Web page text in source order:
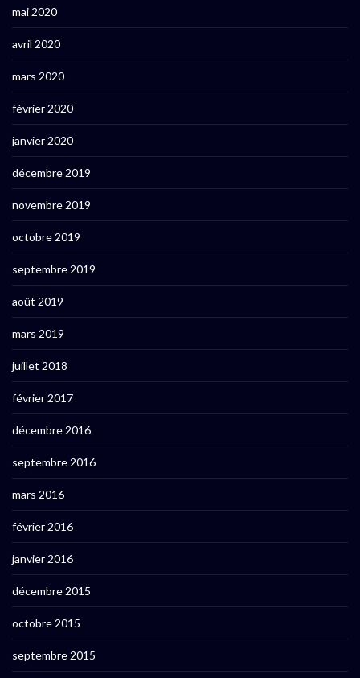
mai 2020
avril 2020
mars 2020
février 2020
janvier 2020
décembre 2019
novembre 2019
octobre 2019
septembre 2019
août 2019
mars 2019
juillet 2018
février 2017
décembre 2016
septembre 2016
mars 2016
février 2016
janvier 2016
décembre 2015
octobre 2015
septembre 2015